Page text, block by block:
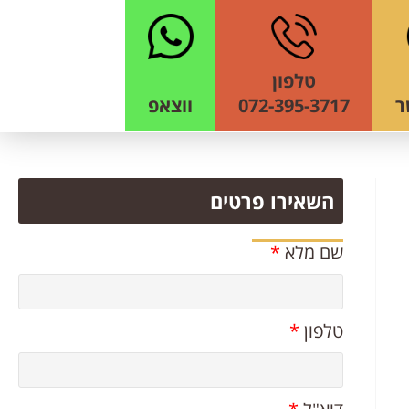
טלפון
072-395-3717
ווצאפ
השאירו פרטים
שם מלא *
טלפון *